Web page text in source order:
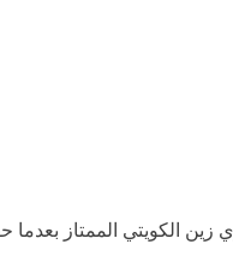
زين الكويتي الممتاز بعدما